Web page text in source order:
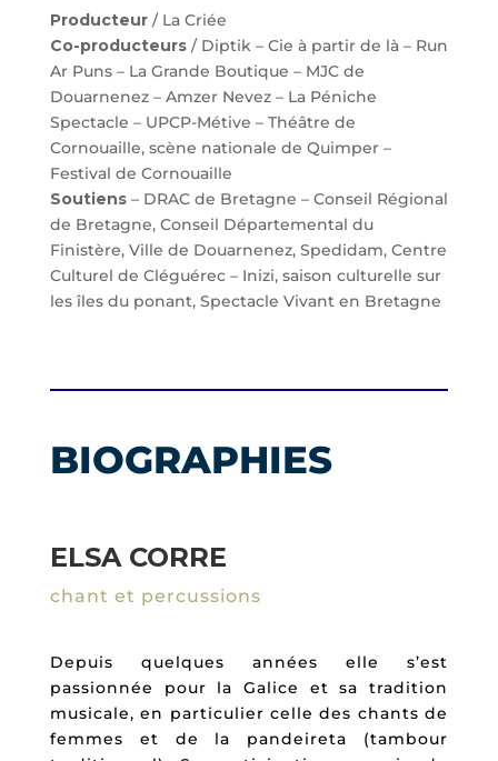
Producteur / La Criée
Co-producteurs / Diptik – Cie à partir de là – Run
Ar Puns – La Grande Boutique – MJC de
Douarnenez – Amzer Nevez – La Péniche
Spectacle – UPCP-Métive – Théâtre de
Cornouaille, scène nationale de Quimper –
Festival de Cornouaille
Soutiens – DRAC de Bretagne – Conseil Régional
de Bretagne, Conseil Départemental du
Finistère, Ville de Douarnenez, Spedidam, Centre
Culturel de Cléguérec – Inizi, saison culturelle sur
les îles du ponant, Spectacle Vivant en Bretagne
BIOGRAPHIES
ELSA CORRE
chant et percussions
Depuis quelques années elle s’est
passionnée pour la Galice et sa tradition
musicale, en particulier celle des chants de
femmes et de la pandeireta (tambour